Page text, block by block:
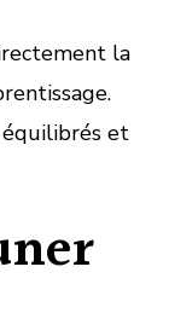
la
équilibrés et